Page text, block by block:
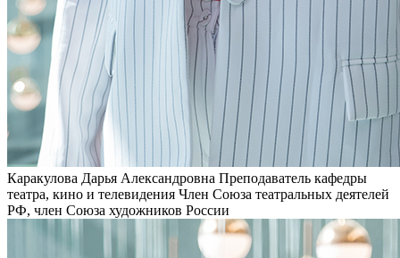
Каракулова Дарья Александровна Преподаватель кафедры
театра, кино и телевидения Член Союза театральных деятелей
РФ, член Союза художников России